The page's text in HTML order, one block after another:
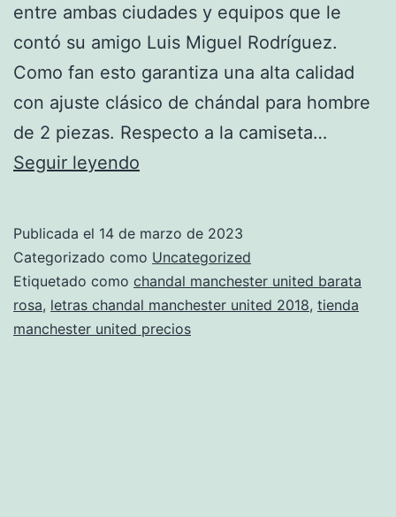
entre ambas ciudades y equipos que le
contó su amigo Luis Miguel Rodríguez.
Como fan esto garantiza una alta calidad
con ajuste clásico de chándal para hombre
de 2 piezas. Respecto a la camiseta…
Seguir leyendo
manchester
united
Publicada el 14 de marzo de 2023
Categorizado como Uncategorized
Etiquetado como chandal manchester united barata
rosa, letras chandal manchester united 2018, tienda
manchester united precios